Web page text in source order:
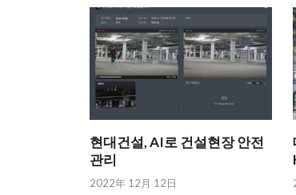
현대건설, AI로 건설현장 안전
관리
2022年 12月 12日